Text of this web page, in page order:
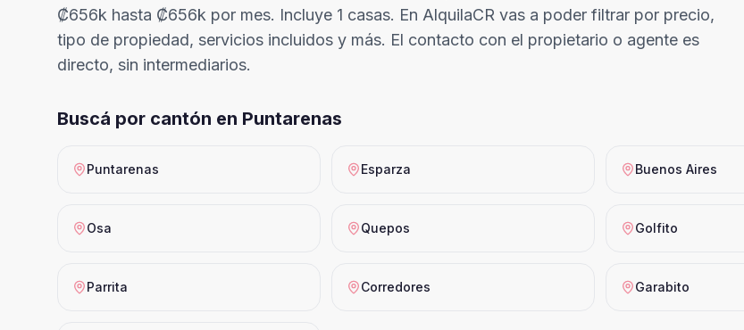
₡656k hasta ₡656k por mes. Incluye 1 casas. En AlquilaCR vas a poder filtrar por precio,
tipo de propiedad, servicios incluidos y más. El contacto con el propietario o agente es
directo, sin intermediarios.
Buscá por cantón en Puntarenas
Puntarenas Esparza Buenos Aires
Osa Quepos Golfito
Parrita Corredores Garabito